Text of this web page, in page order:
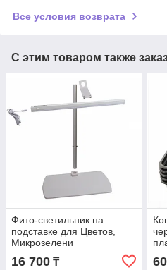
Все условия возврата
С этим товаром также
Фито-светильник на
подставке для Цветов,
Микрозелени
16 700 ₸